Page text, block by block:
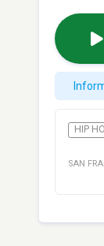
HIP
SAN